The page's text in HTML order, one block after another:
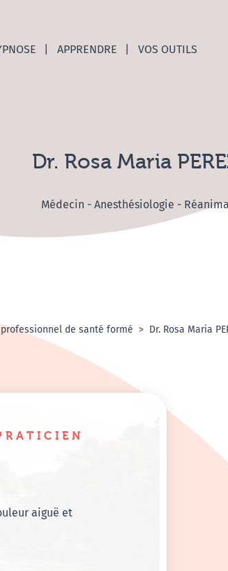
APPRENDRE VOS OUTILS
Dr. Rosa Maria
Médecin - Anesthésiologie -
de santé formé Dr. Rosa Maria
aiguë et